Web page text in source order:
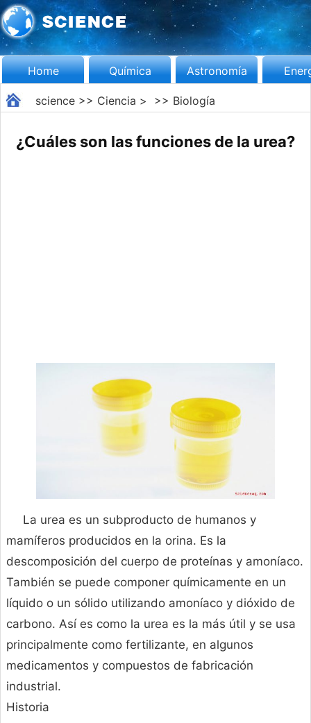
Home Química Astronomía
science>> Ciencia > >> Biología
¿Cuáles son las funciones de la urea?
La urea es un subproducto de humanos y
mamíferos producidos en la orina. Es la
descomposición del cuerpo de proteínas y amoníaco.
También se puede componer químicamente en un
líquido o un sólido utilizando amoníaco y dióxido de
carbono. Así es como la urea es la más útil y se usa
principalmente como fertilizante, en algunos
medicamentos y compuestos de fabricación
industrial.
Historia